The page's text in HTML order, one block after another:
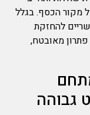
מקור הכסף. בגלל
להחזקת
מאובטח,
גבוהה